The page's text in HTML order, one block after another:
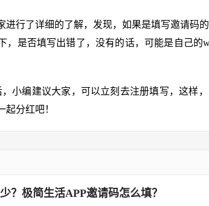
进行了详细的了解，发现，如果是填写邀请码
，是否填写出错了，没有的话，可能是自己的
，小编建议大家，可以立刻去注册填写，这样
分红吧！
？极简生活APP邀请码怎么填？